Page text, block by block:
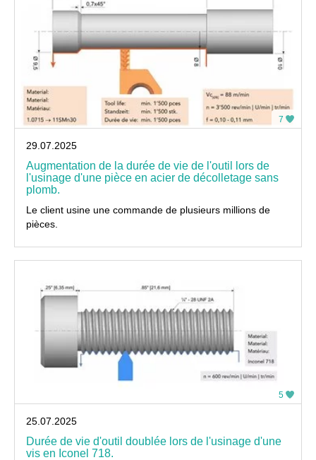
7
29.07.2025
Augmentation de la durée de vie de l'outil lors de
l'usinage d'une pièce en acier de décolletage sans
plomb.
Le client usine une commande de plusieurs millions de
pièces.
5
25.07.2025
Durée de vie d'outil doublée lors de l'usinage d'une
vis en Iconel 718.